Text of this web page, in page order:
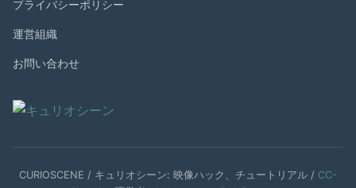
プライバシーポリシー
運営組織
お問い合わせ
CURIOSCENE / キュリオシーン: 映像ハック、チュートリアル / CC-